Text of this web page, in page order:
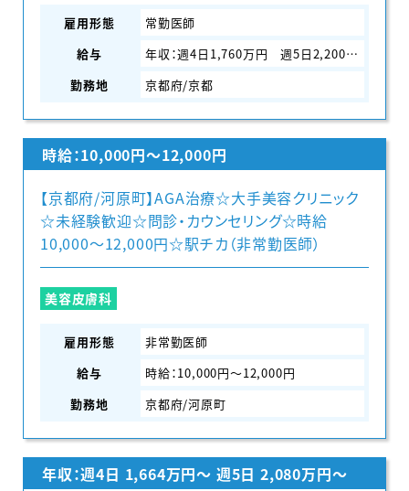
雇用形態
常勤医師
給与
年収：週4日1,760万円 週5日2,200万円
勤務地
京都府/京都
時給：10,000円〜12,000円
【京都府/河原町】AGA治療☆大手美容クリニック
☆未経験歓迎☆問診・カウンセリング☆時給
10,000〜12,000円☆駅チカ（非常勤医師）
美容皮膚科
雇用形態
非常勤医師
給与
時給：10,000円〜12,000円
勤務地
京都府/河原町
年収：週4日 1,664万円〜 週5日 2,080万円〜